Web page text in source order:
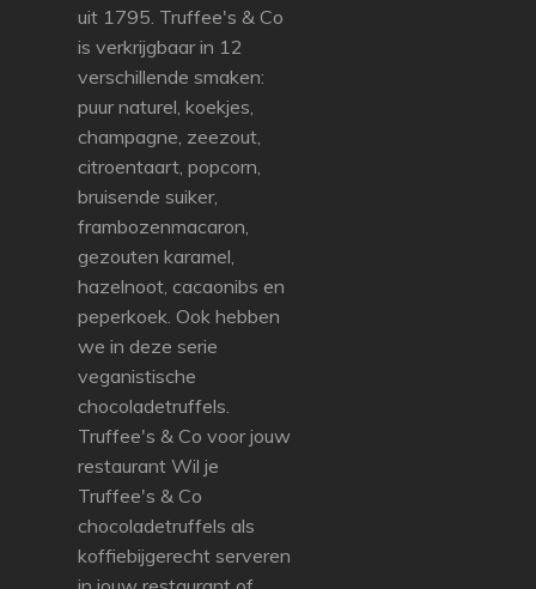
uit 1795. Truffee's & Co
is verkrijgbaar in 12
verschillende smaken:
puur naturel, koekjes,
champagne, zeezout,
citroentaart, popcorn,
bruisende suiker,
frambozenmacaron,
gezouten karamel,
hazelnoot, cacaonibs en
peperkoek. Ook hebben
we in deze serie
veganistische
chocoladetruffels.
Truffee's & Co voor jouw
restaurant Wil je
Truffee's & Co
chocoladetruffels als
koffiebijgerecht serveren